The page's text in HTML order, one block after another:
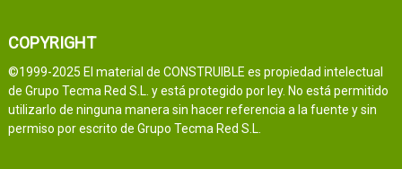
COPYRIGHT
©1999-2025 El material de CONSTRUIBLE es propiedad intelectual
de Grupo Tecma Red S.L. y está protegido por ley. No está permitido
utilizarlo de ninguna manera sin hacer referencia a la fuente y sin
permiso por escrito de Grupo Tecma Red S.L.